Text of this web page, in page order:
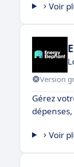
Voir
Version
Gérez
Voir